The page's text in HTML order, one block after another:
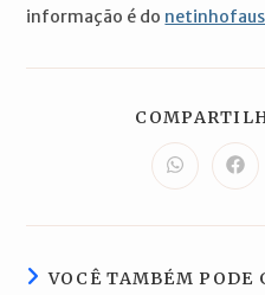
informação é do
Abre
em
nova
Abre
em
VOCÊ TAMBÉM PODE